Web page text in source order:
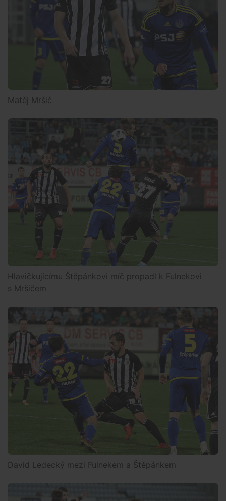
Matěj Mršič
Hlavičkujícímu Štěpánkovi míč propadl k Fulnekovi
s Mršičem
David Ledecký mezi Fulnekem a Štěpánkem